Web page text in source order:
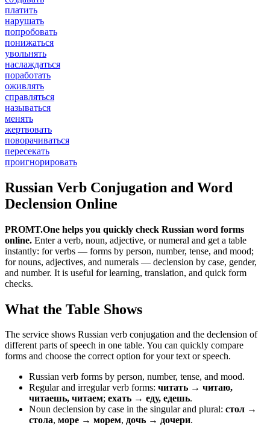
платить
нарушать
попробовать
понижаться
увольнять
наслаждаться
поработать
оживлять
справляться
называться
менять
жертвовать
поворачиваться
пересекать
проигнорировать
Russian Verb Conjugation and Word
Declension Online
PROMT.One helps you quickly check Russian word forms
online. Enter a verb, noun, adjective, or numeral and get a table
instantly: for verbs — forms by person, number, tense, and mood;
for nouns, adjectives, and numerals — declension by case, gender,
and number. It is useful for learning, translation, and quick form
checks.
What the Table Shows
The service shows Russian verb conjugation and the declension of
different parts of speech in one table. You can quickly compare
forms and choose the correct option for your text or speech.
Russian verb forms by person, number, tense, and mood.
Regular and irregular verb forms: читать → читаю,
читаешь, читаем; ехать → еду, едешь.
Noun declension by case in the singular and plural: стол →
стола, море → морем, дочь → дочери.